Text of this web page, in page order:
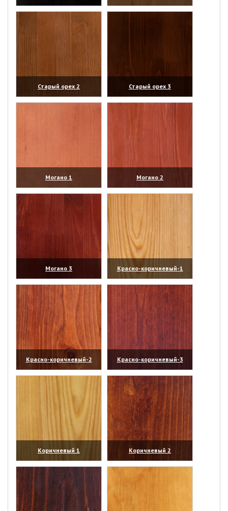
(увеличить)
(увеличить)
Старый орех 2
(увеличить)
Старый орех 3
(увеличить)
Могано 1
(увеличить)
Могано 2
(увеличить)
Могано 3
(увеличить)
Красно-коричневый-1
(увеличить)
Красно-коричневый-2
(увеличить)
Красно-коричневый-3
(увеличить)
Коричневый 1
(увеличить)
Коричневый 2
(увеличить)